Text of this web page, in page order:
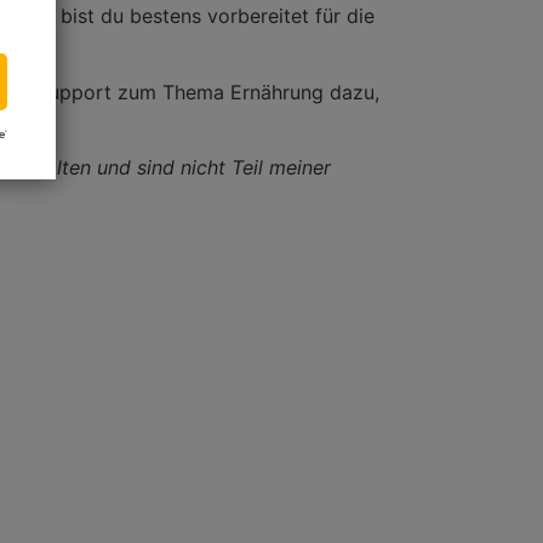
So bist du bestens vorbereitet für die
Support zum Thema Ernährung dazu,
und sind nicht Teil meiner